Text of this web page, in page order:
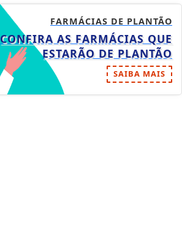
FARMÁCIAS DE PLANTÃO
CONFIRA AS FARMÁCIAS QUE
ESTARÃO DE PLANTÃO
SAIBA MAIS